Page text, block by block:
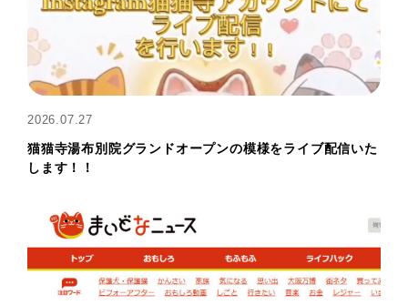
2026.07.27
猫猫寺湯布別院グランドオープンの模様をライブ配信いた
します！！